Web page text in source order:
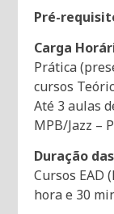
Pré-
Carga
Prática
cursos
Até 3 aulas
MPB/Jazz –
Duração
Cursos EAD
hora e 30